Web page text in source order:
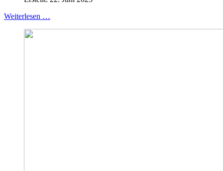
Weiterlesen …